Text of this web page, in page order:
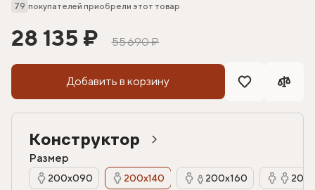
79 покупателей приобрели этот товар
28 135 ₽ 55 690 ₽
Добавить в корзину
Конструктор
Размер
200х090 200х140 200х160